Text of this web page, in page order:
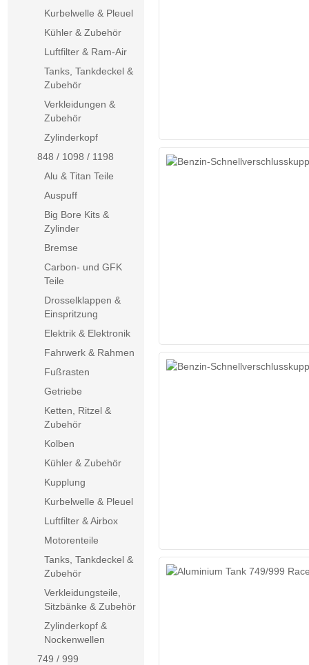
Kurbelwelle & Pleuel
Kühler & Zubehör
Luftfilter & Ram-Air
Tanks, Tankdeckel &
Zubehör
Verkleidungen &
Zubehör
Zylinderkopf
848 / 1098 / 1198
Alu & Titan Teile
Auspuff
Big Bore Kits &
Zylinder
Bremse
Carbon- und GFK
Teile
Drosselklappen &
Einspritzung
Elektrik & Elektronik
Fahrwerk & Rahmen
Fußrasten
Getriebe
Ketten, Ritzel &
Zubehör
Kolben
Kühler & Zubehör
Kupplung
Kurbelwelle & Pleuel
Luftfilter & Airbox
Motorenteile
Tanks, Tankdeckel &
Zubehör
Verkleidungsteile,
Sitzbänke & Zubehör
Zylinderkopf &
Nockenwellen
749 / 999